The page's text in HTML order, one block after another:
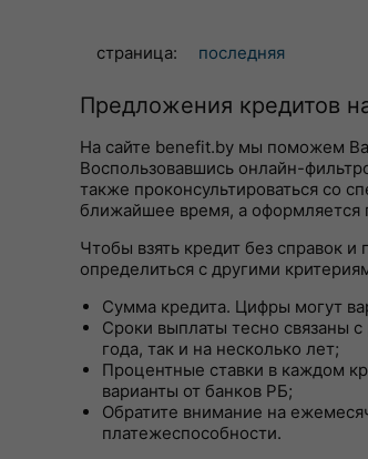
страница: последняя
Предложения кредитов
На сайте benefit.by мы поможем
Воспользовавшись онлайн-
также проконсультироваться со
ближайшее время, а оформляется
Чтобы взять кредит без справок
определиться с другими
Сумма кредита. Цифры могут
Сроки выплаты тесно связаны
года, так и на несколько лет;
Процентные ставки в каждом
варианты от банков РБ;
Обратите внимание на
платежеспособности.